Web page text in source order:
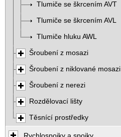
Tlumiče se škrcením AVT
Tlumiče se škrcením AVL
Tlumiče hluku AWL
Šroubení z mosazi
Šroubení z niklované mosazi
Šroubení z nerezi
Rozdělovací lišty
Těsnící prostředky